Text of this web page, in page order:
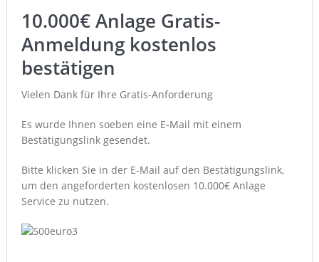
10.000€ Anlage Gratis-
Anmeldung kostenlos
bestätigen
Vielen Dank für Ihre Gratis-Anforderung
Es wurde Ihnen soeben eine E-Mail mit einem
Bestätigungslink gesendet.
Bitte klicken Sie in der E-Mail auf den Bestätigungslink,
um den angeforderten kostenlosen 10.000€ Anlage
Service zu nutzen.